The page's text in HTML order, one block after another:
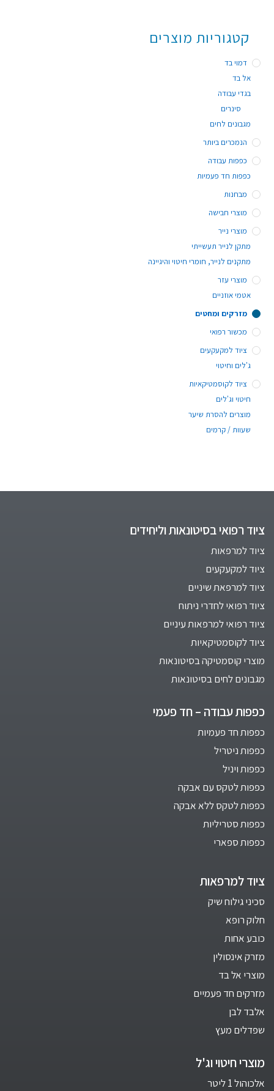
קטגוריות מוצרים
דמוי בד
אל בד
בגדי עבודה
סינרים
מגבונים לחים
הנמכרים ביותר
כפפות עבודה
כפפות חד פעמיות
מבחנות
מוצרי חבישה
מוצרי נייר
מתקן לנייר תעשייתי
מתקנים לנייר, חומרי חיטוי והיגיינה
מוצרי עזר
אטמי אוזניים
מזרקים ומחטים
מכשור רפואי
ציוד למקעקעים
ג'לים וחיטוי
ציוד לקוסמטיקאיות
חיטוי וג'לים
מוצרים להסרת שיער
שעוות / קרמים
ציוד רפואי בסיטונאות וליחידים
ציוד למרפאות
ציוד למקעקעים
ציוד למרפאת שיניים
ציוד רפואי לחדרי ניתוח
ציוד רפואי למרפאות עיניים
ציוד לקוסמטיקאיות
מוצרי קוסמטיקה בסיטונאות
מגבונים לחים בסיטונאות
כפפות עבודה – חד פעמי
כפפות חד פעמיות
כפפות ניטריל
כפפות ויניל
כפפות לטקס עם אבקה
כפפות לטקס ללא אבקה
כפפות סטריליות
כפפות ספארי
ציוד למרפאות
סכיני גילוח שיק
חלוק רופא
כובע אחות
מזרק אינסולין
מוצרי אל בד
מזרקים חד פעמיים
אלבד לבן
שפדלים מעץ
מוצרי חיטוי וג'ל
אלכוהול 1 ליטר